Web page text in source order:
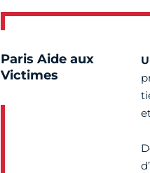
Paris Aide aux
Victimes